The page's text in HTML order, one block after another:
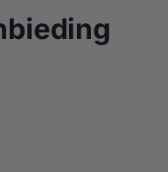
Producten